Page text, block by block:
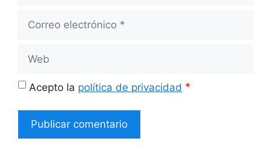
Correo
Web
Acepto la política de privacidad *